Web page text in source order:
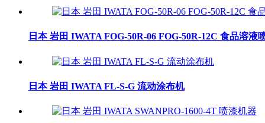
日本 岩田 IWATA FOG-50R-06 FOG-50R-12C 食品溶液
日本 岩田 IWATA FL-S-G 流动涂布机